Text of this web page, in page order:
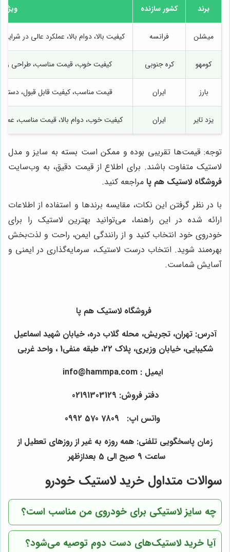
برند کشور سازنده
میشلن فرانسه کیفیت بالا، دوام بالا، عملکرد عالی در
کومهو کره جنوبی کیفیت خوب، قیمت مناسب، طراحی
بارز ایران قیمت مناسب، کیفیت قابل قبول،
یزد تایر ایران کیفیت خوب، دوام بالا، قیمت مناسب،
توجه: قیمت‌ها تقریبی بوده و ممکن است بسته به سایز و مدل
لاستیک متفاوت باشند. برای اطلاع از قیمت دقیق، به وب‌سایت
فروشگاه لاستیک هم پا مراجعه کنید.
با در نظر گرفتن این نکات، مقایسه برندها و استفاده از اطلاعات
ارائه شده در این راهنما، می‌توانید بهترین لاستیک را برای
خودروی خود انتخاب کنید و از رانندگی ایمن، راحت و لذت‌بخش
بهره‌مند شوید. انتخاب درست لاستیک، سرمایه‌گذاری در ایمنی و
آسایش شماست.
فروشگاه لاستیک هم پا
آدرس: تهران، تجریش، محله گلاب دره، خیابان شهید اسماعیل
شکیبایی، خیابان وزیری، پلاک 22، طبقه منفی1 ، واحد غربی
ایمیل : info@hammpa.com
دفتر فروش: 02191303129
واتس اپ: 7809 570 0992
زمان پاسخگویی تلفنی: همه روزه به غیر از روزهای تعطیل از
ساعت 9 صبح الی 5 بعدازظهر
سوالات متداول خرید لاستیک خودرو
چه سایز لاستیکی برای خودروی من مناسب است؟
آیا خرید لاستیک‌های دست دوم توصیه می‌شود؟